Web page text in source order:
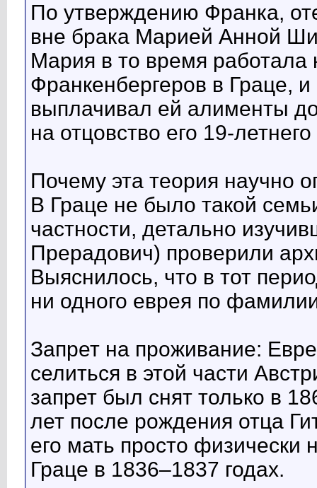
По утверждению Франка,
вне брака Марией Анной
Мария в то время работала
Франкенбергеров в Граце,
выплачивал ей алименты
на отцовство его 19-
Почему эта теория научно
В Граце не было такой
частности, детально
Прерадович) проверили
Выяснилось, что в тот
ни одного еврея по
Запрет на проживание:
селиться в этой части
запрет был снят только в
лет после рождения отца
его мать просто физически
Граце в 1836–1837 годах.